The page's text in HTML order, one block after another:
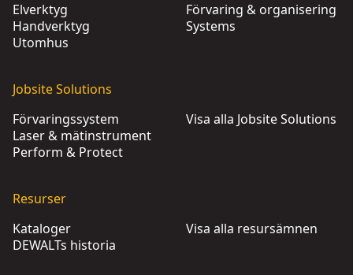
Elverktyg
Handverktyg
Utomhus
Förvaring & organisering
Systems
Jobsite Solutions
Förvaringssystem
Laser & mätinstrument
Perform & Protect
Visa alla Jobsite Solutions
Resurser
Kataloger
DEWALTs historia
Visa alla resursämnen